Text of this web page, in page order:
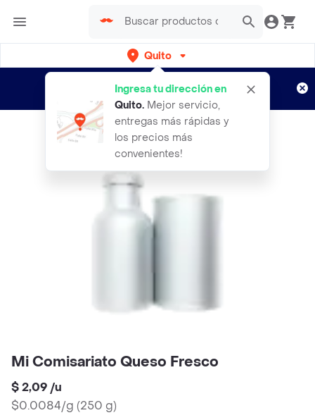
Quito
Ingresa tu dirección en
Quito. Mejor servicio,
entregas más rápidas y
los precios más
convenientes!
envíos gratis por semanas
Aplican TyC
Mi Comisariato Queso Fresco
$ 2,09 /u
$0.0084/g (250 g)